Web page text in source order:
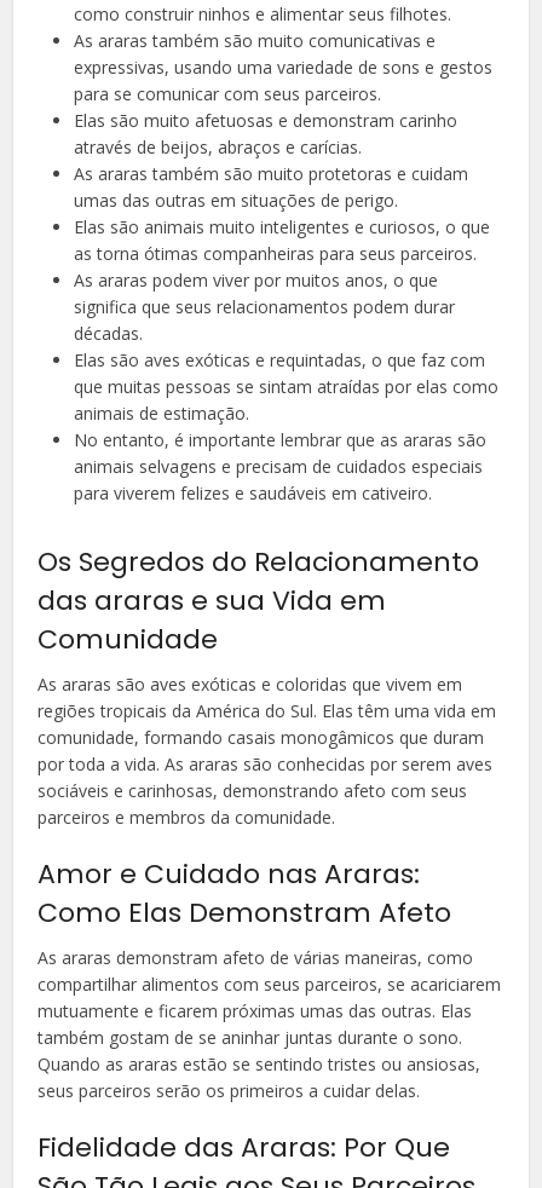
como construir ninhos e alimentar seus filhotes.
As araras também são muito comunicativas e
expressivas, usando uma variedade de sons e gestos
para se comunicar com seus parceiros.
Elas são muito afetuosas e demonstram carinho
através de beijos, abraços e carícias.
As araras também são muito protetoras e cuidam
umas das outras em situações de perigo.
Elas são animais muito inteligentes e curiosos, o que
as torna ótimas companheiras para seus parceiros.
As araras podem viver por muitos anos, o que
significa que seus relacionamentos podem durar
décadas.
Elas são aves exóticas e requintadas, o que faz com
que muitas pessoas se sintam atraídas por elas como
animais de estimação.
No entanto, é importante lembrar que as araras são
animais selvagens e precisam de cuidados especiais
para viverem felizes e saudáveis em cativeiro.
Os Segredos do Relacionamento
das araras e sua Vida em
Comunidade
As araras são aves exóticas e coloridas que vivem em
regiões tropicais da América do Sul. Elas têm uma vida em
comunidade, formando casais monogâmicos que duram
por toda a vida. As araras são conhecidas por serem aves
sociáveis e carinhosas, demonstrando afeto com seus
parceiros e membros da comunidade.
Amor e Cuidado nas Araras:
Como Elas Demonstram Afeto
As araras demonstram afeto de várias maneiras, como
compartilhar alimentos com seus parceiros, se acariciarem
mutuamente e ficarem próximas umas das outras. Elas
também gostam de se aninhar juntas durante o sono.
Quando as araras estão se sentindo tristes ou ansiosas,
seus parceiros serão os primeiros a cuidar delas.
Fidelidade das Araras: Por Que